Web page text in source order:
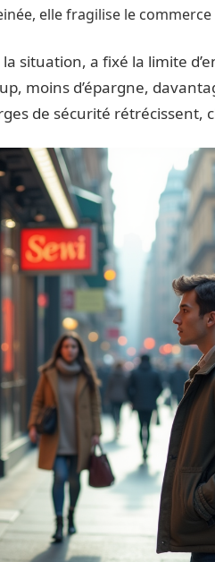
elle fragilise le commerce
situation, a fixé la limite
moins d’épargne,
de sécurité rétrécissent,